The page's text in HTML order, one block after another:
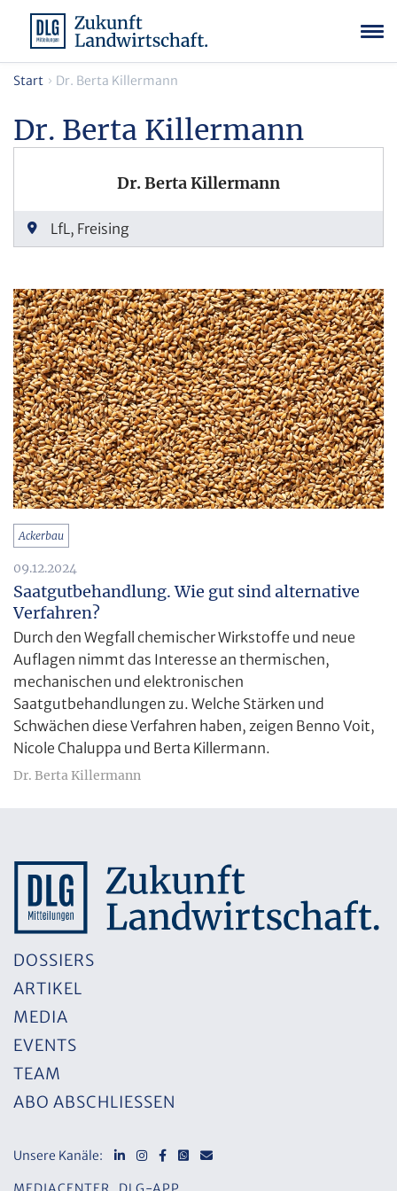
Start Dr. Berta Killermann
Dr. Berta Killermann
Dr. Berta Killermann
LfL, Freising
Ackerbau
09.12.2024
Saatgutbehandlung. Wie gut sind alternative
Verfahren?
Durch den Wegfall chemischer Wirkstoffe und neue
Auflagen nimmt das Interesse an thermischen,
mechanischen und elektronischen
Saatgutbehandlungen zu. Welche Stärken und
Schwächen diese Verfahren haben, zeigen Benno Voit,
Nicole Chaluppa und Berta Killermann.
Dr. Berta Killermann
DOSSIERS
ARTIKEL
MEDIA
EVENTS
TEAM
ABO ABSCHLIESSEN
Unsere Kanäle: